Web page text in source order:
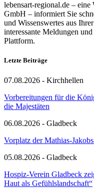
lebensart-regional.de – eine
GmbH – informiert Sie
und Wissenswertes aus
interessante Meldungen
Plattform.
Letzte Beiträge
07.08.2026 - Kirchhellen
Vorbereitungen für die
die Majestäten
06.08.2026 - Gladbeck
Vorplatz der Mathias-
05.08.2026 - Gladbeck
Hospiz-Verein Gladbeck
Haut als Gefühlslandschaft“